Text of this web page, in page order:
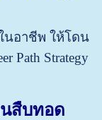
นอาชีพ ให้โดน
Path Strategy
สืบทอด